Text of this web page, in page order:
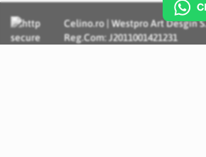
Celino.ro | Westpro Art Desgin
Reg.Com: J2011001421231